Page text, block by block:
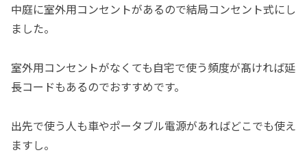
中庭に室外用コンセントがあるので結局コンセント式にし
ました。
室外用コンセントがなくても自宅で使う頻度が髙ければ延
長コードもあるのでおすすめです。
出先で使う人も車やポータブル電源があればどこでも使え
ますし。